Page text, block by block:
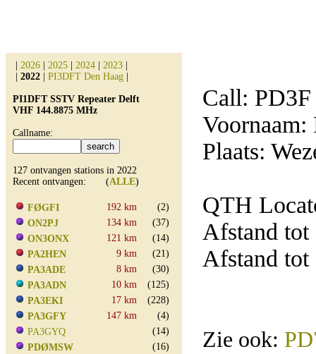
2026 2025 2024 2023
2022 PI3DFT Den Haag
PI1DFT SSTV Repeater Delft
VHF 144.8875 MHz
Callname:
127 ontvangen stations in 2022
Recent ontvangen: (ALLE)
FØGFI 192 km
(2)
ON2PJ
134 km
(37)
ON3ONX
121 km
(14)
PA2HEN
9 km
(21)
PA3ADE
8 km
(30)
PA3ADN
10 km
(125)
PA3EKI
17 km
(228)
PA3GFY
147 km
(4)
PA3GYQ
(14)
PDØMSW
(16)
Call: PD3F
Voornaam:
Plaats:
QTH
Afstand tot
Afstand tot
Zie ook: